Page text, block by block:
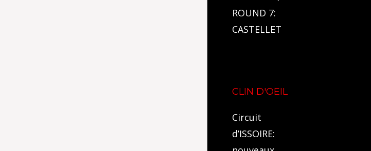
ROUND 7:
CASTELLET
CLIN D'OEIL
Circuit
d’ISSOIRE: